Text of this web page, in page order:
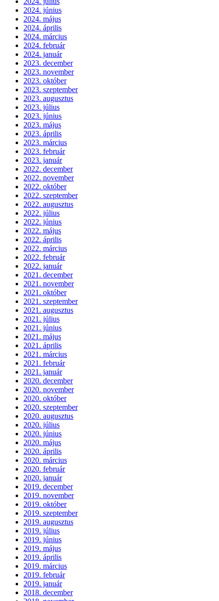
2024. június
2024. május
2024. április
2024. március
2024. február
2024. január
2023. december
2023. november
2023. október
2023. szeptember
2023. augusztus
2023. július
2023. június
2023. május
2023. április
2023. március
2023. február
2023. január
2022. december
2022. november
2022. október
2022. szeptember
2022. augusztus
2022. július
2022. június
2022. május
2022. április
2022. március
2022. február
2022. január
2021. december
2021. november
2021. október
2021. szeptember
2021. augusztus
2021. július
2021. június
2021. május
2021. április
2021. március
2021. február
2021. január
2020. december
2020. november
2020. október
2020. szeptember
2020. augusztus
2020. július
2020. június
2020. május
2020. április
2020. március
2020. február
2020. január
2019. december
2019. november
2019. október
2019. szeptember
2019. augusztus
2019. július
2019. június
2019. május
2019. április
2019. március
2019. február
2019. január
2018. december